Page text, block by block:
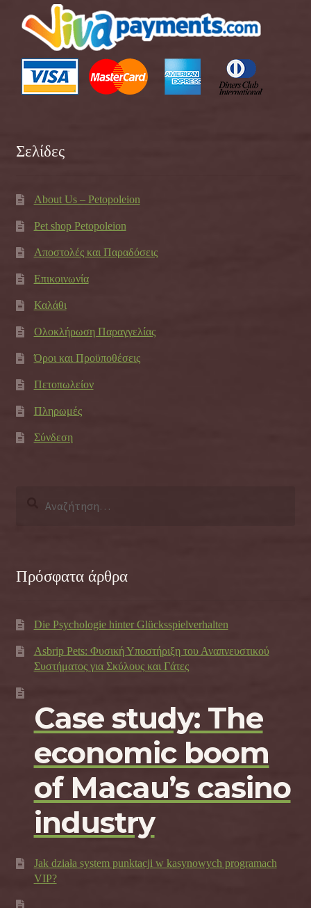
Σελίδες
About Us – Petopoleion
Pet shop Petopoleion
Αποστολές και Παραδόσεις
Επικοινωνία
Καλάθι
Ολοκλήρωση Παραγγελίας
Όροι και Προϋποθέσεις
Πετοπωλείον
Πληρωμές
Σύνδεση
Πρόσφατα άρθρα
Die Psychologie hinter Glücksspielverhalten
Asbrip Pets: Φυσική Υποστήριξη του Αναπνευστικού
Συστήματος για Σκύλους και Γάτες
Case study: The
economic boom
of Macau’s casino
industry
Jak działa system punktacji w kasynowych programach
VIP?